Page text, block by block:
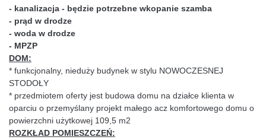
- kanalizacja - będzie potrzebne wkopanie szamba
- prąd w drodze
- woda w drodze
- MPZP
DOM:
* funkcjonalny, nieduży budynek w stylu NOWOCZESNEJ
STODOŁY
* przedmiotem oferty jest budowa domu na działce klienta w
oparciu o przemyślany projekt małego acz komfortowego domu o
powierzchni użytkowej 109,5 m2
ROZKŁAD POMIESZCZEŃ: